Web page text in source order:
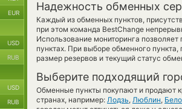
Надежность обменных
Каждый из обменных пунктов,
при этом команда BestChange
Использование мониторинга
пунктах. При выборе обменного
размер резервов и текущий статус
Выберите подходящий
Обменные пункты покупают и продают
странах, например: Лодзь, Люблин,
EUR
USD
RUB
USD
RUB